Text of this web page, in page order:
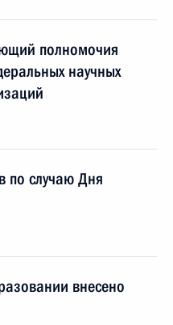
полномочия
научных
по случаю Дня
внесено